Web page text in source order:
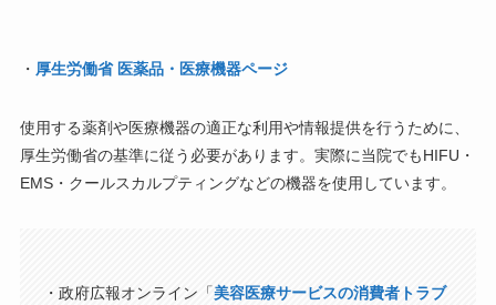
・ 厚生労働省 医薬品・医療機器ページ
使用する薬剤や医療機器の適正な利用や情報提供を行うために、
厚生労働省の基準に従う必要があります。実際に当院でもHIFU・
EMS・クールスカルプティングなどの機器を使用しています。
・政府広報オンライン「美容医療サービスの消費者トラブ